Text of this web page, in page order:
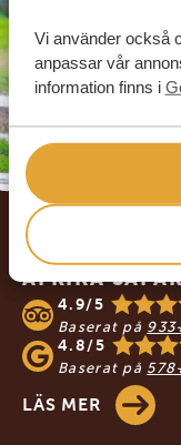
Vi använder också
anpassar vår
information finns i
Footer
VÅRA
AFRIKA
4.9/5
Baserat på
4.8/5
Baserat på
LÄS MER